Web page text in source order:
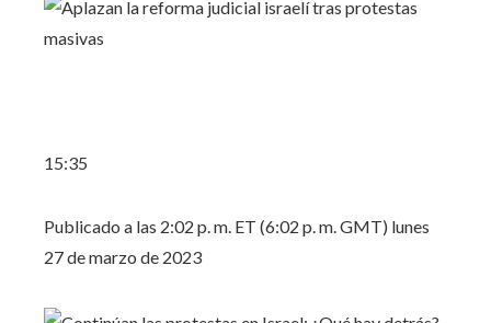
15:35
Publicado a las 2:02 p. m. ET (6:02 p. m. GMT) lunes
27 de marzo de 2023